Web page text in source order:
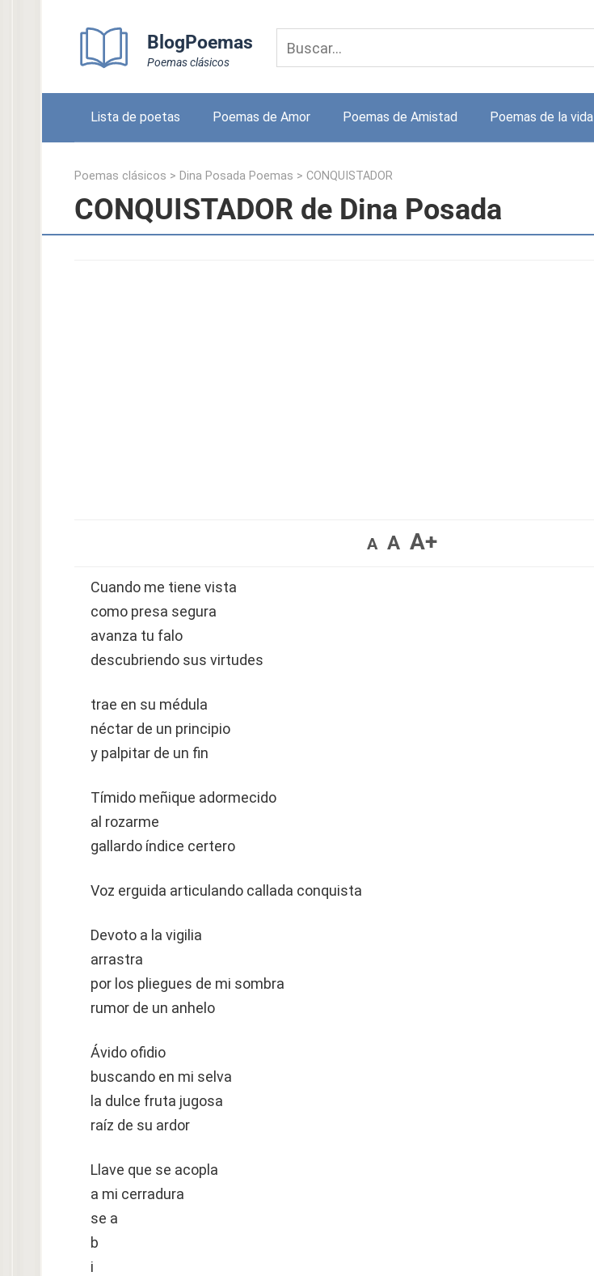
BlogPoemas
Poemas clásicos
Lista de poetas Poemas de Amor Poemas de Amistad Poemas de la vida
Poemas clásicos > Dina Posada Poemas > CONQUISTADOR
CONQUISTADOR de Dina Posada
A A A+
Cuando me tiene vista
como presa segura
avanza tu falo
descubriendo sus virtudes
trae en su médula
néctar de un principio
y palpitar de un fin
Tímido meñique adormecido
al rozarme
gallardo índice certero
Voz erguida articulando callada conquista
Devoto a la vigilia
arrastra
por los pliegues de mi sombra
rumor de un anhelo
Ávido ofidio
buscando en mi selva
la dulce fruta jugosa
raíz de su ardor
Llave que se acopla
a mi cerradura
se a
b
i